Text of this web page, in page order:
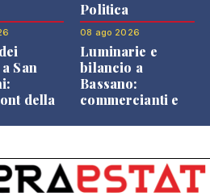
San
della
Politica
08 ago 2026
Luminarie e
bilancio a
Bassano:
commercianti e